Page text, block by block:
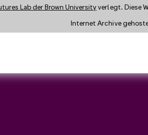
Lab der Brown University verlegt. Diese
Internet Archive